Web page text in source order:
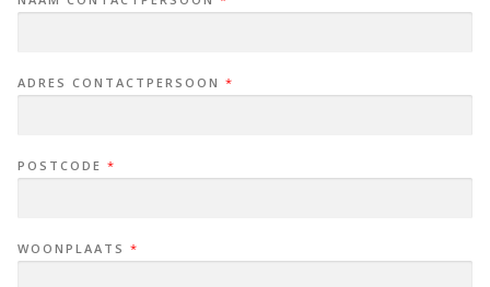
ADRES CONTACTPERSOON *
POSTCODE *
WOONPLAATS *